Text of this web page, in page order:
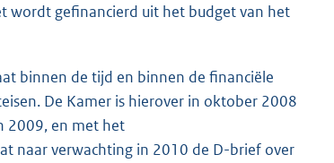
wordt gefinancierd uit het budget van het
binnen de tijd en binnen de financiële
De Kamer is hierover in oktober 2008
2009, en met het
naar verwachting in 2010 de D-brief over